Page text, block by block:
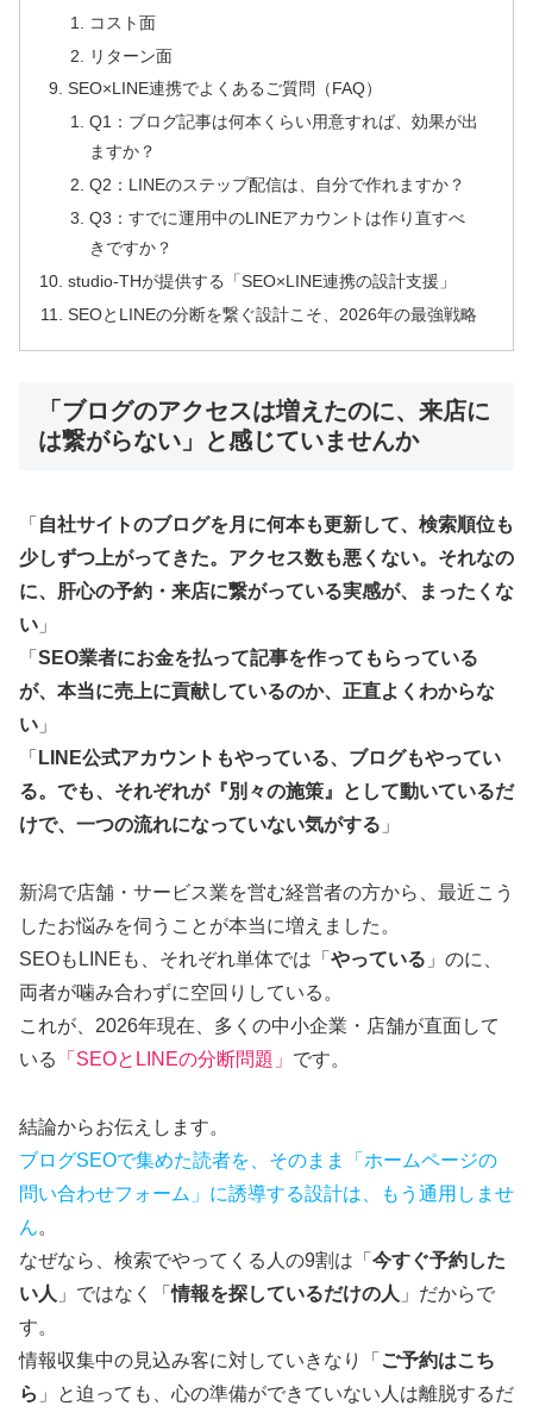
コスト面
リターン面
SEO×LINE連携でよくあるご質問（FAQ）
Q1：ブログ記事は何本くらい用意すれば、効果が出
ますか？
Q2：LINEのステップ配信は、自分で作れますか？
Q3：すでに運用中のLINEアカウントは作り直すべ
きですか？
studio-THが提供する「SEO×LINE連携の設計支援」
SEOとLINEの分断を繋ぐ設計こそ、2026年の最強戦略
「ブログのアクセスは増えたのに、来店に
は繋がらない」と感じていませんか
「 自社サイトのブログを月に何本も更新して、検索順位も
少しずつ上がってきた。アクセス数も悪くない。それなの
に、肝心の予約・来店に繋がっている実感が、まったくな
い 」
「 SEO業者にお金を払って記事を作ってもらっている
が、本当に売上に貢献しているのか、正直よくわからな
い 」
「 LINE公式アカウントもやっている、ブログもやってい
る。でも、それぞれが『別々の施策』として動いているだ
けで、一つの流れになっていない気がする 」
新潟で店舗・サービス業を営む経営者の方から、最近こう
したお悩みを伺うことが本当に増えました。
SEOもLINEも、それぞれ単体では「 やっている 」のに、
両者が噛み合わずに空回りしている。
これが、2026年現在、多くの中小企業・店舗が直面して
いる
「SEOとLINEの分断問題」 です。
結論からお伝えします。
ブログSEOで集めた読者を、そのまま「ホームページの
問い合わせフォーム」に誘導する設計は、もう通用しませ
ん。
なぜなら、検索でやってくる人の9割は「 今すぐ予約した
い人 」ではなく「情報を探しているだけの人 」だからで
す。
情報収集中の見込み客に対していきなり「 ご予約はこち
ら 」と迫っても、心の準備ができていない人は離脱するだ